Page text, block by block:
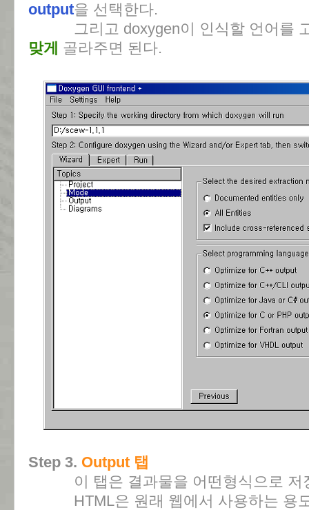
output을 선택한다.
그리고 doxygen이 인식할 언어를
맞게 골라주면 된다.
Step 3. Output 탭
이 탭은 결과물을 어떤형식으로 저
HTML은 원래 웹에서 사용하는 용도